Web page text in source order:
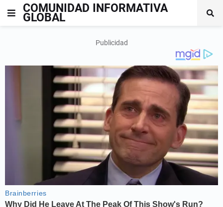
COMUNIDAD INFORMATIVA
GLOBAL
Publicidad